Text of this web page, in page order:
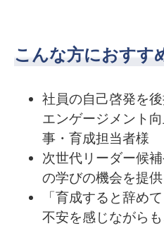
こんな方におすす
社員の自己啓発を
エンゲージメント
事・育成担当者様
次世代リーダー候
の学びの機会を提
「育成すると辞め
不安を感じながら